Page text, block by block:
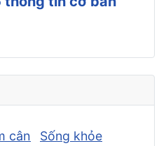
cân Sống khỏe